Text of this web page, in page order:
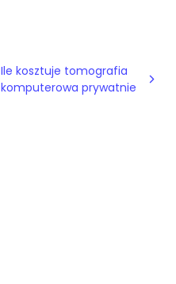
Ile kosztuje tomografia
komputerowa prywatnie